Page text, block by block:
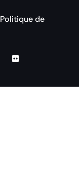
Politique de